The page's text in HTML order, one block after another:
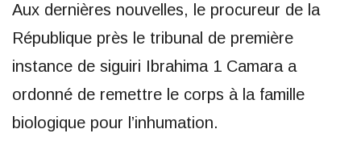
Aux dernières nouvelles, le procureur de la
République près le tribunal de première
instance de siguiri Ibrahima 1 Camara a
ordonné de remettre le corps à la famille
biologique pour l’inhumation.